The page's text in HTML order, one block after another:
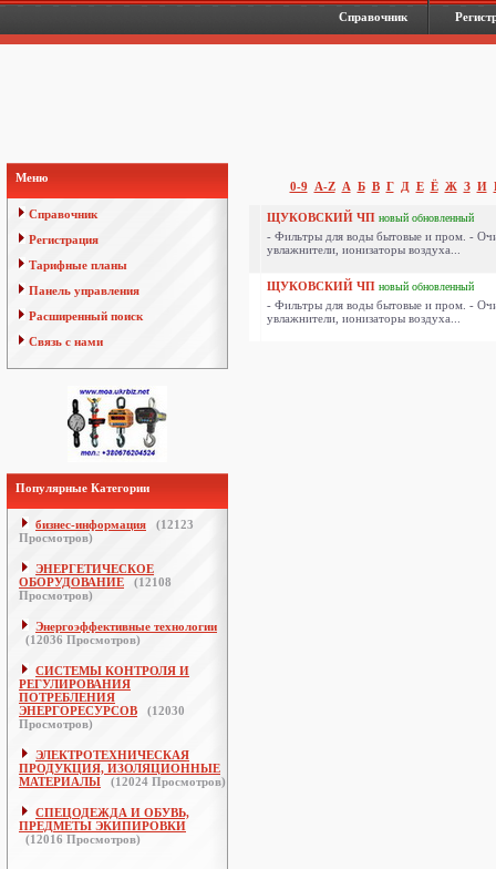
Справочник
Меню
Справочник
Регистрация
Тарифные планы
Панель управления
Расширенный поиск
Связь с нами
Популярные Категории
бизнес-информация (12123
Просмотров)
ЭНЕРГЕТИЧЕСКОЕ
ОБОРУДОВАНИЕ
(12108
Просмотров)
Энергоэффективные технологии
(12036 Просмотров)
СИСТЕМЫ КОНТРОЛЯ И
РЕГУЛИРОВАНИЯ
ПОТРЕБЛЕНИЯ
ЭНЕРГОРЕСУРСОВ
(12030
Просмотров)
ЭЛЕКТРОТЕХНИЧЕСКАЯ
ПРОДУКЦИЯ, ИЗОЛЯЦИОННЫЕ
МАТЕРИАЛЫ
(12024 Просмотров)
СПЕЦОДЕЖДА И ОБУВЬ,
ПРЕДМЕТЫ ЭКИПИРОВКИ
(12016 Просмотров)
0-9 A-Z А Б В Г Д Е Ё Ж З И
ЩУКОВСКИЙ ЧП новый обновленный
- Фильтры для воды бытовые и пром. -
увлажнители, ионизаторы воздуха...
ЩУКОВСКИЙ ЧП новый обновленный
- Фильтры для воды бытовые и пром. -
увлажнители, ионизаторы воздуха...